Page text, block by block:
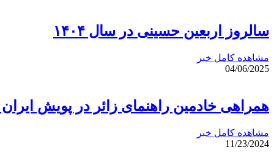
سالروز اربعین حسینی در سال ۱۴۰۴
مشاهده کامل خبر
04/06/2025
همراهی خادمین راهنمای زائر در پویش
مشاهده کامل خبر
11/23/2024